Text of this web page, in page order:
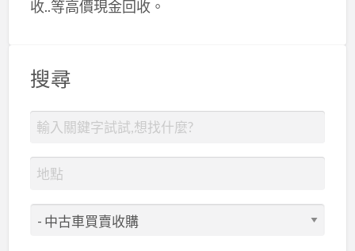
收..等高價現金回收。
搜尋